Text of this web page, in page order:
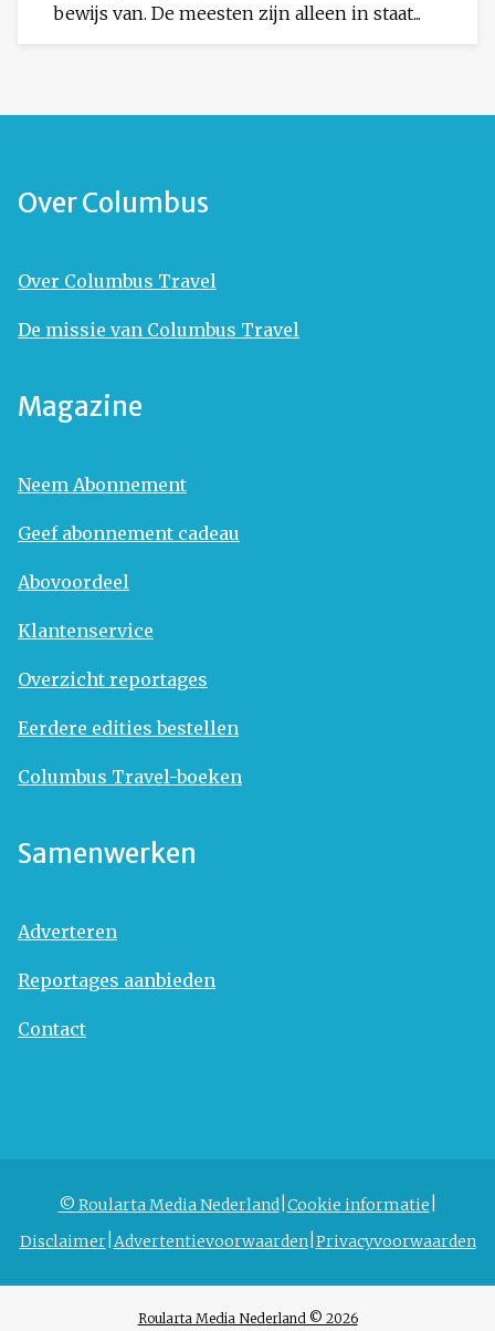
bewijs van. De meesten zijn alleen in staat...
Over Columbus
Over Columbus Travel
De missie van Columbus Travel
Magazine
Neem Abonnement
Geef abonnement cadeau
Abovoordeel
Klantenservice
Overzicht reportages
Eerdere edities bestellen
Columbus Travel-boeken
Samenwerken
Adverteren
Reportages aanbieden
Contact
© Roularta Media Nederland Cookie informatie
Disclaimer Advertentievoorwaarden Privacyvoorwaarden
Roularta Media Nederland © 2026